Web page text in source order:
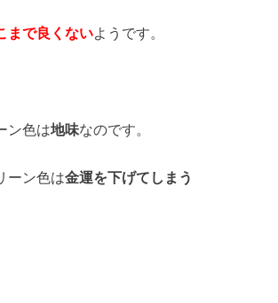
まで良くないようです。
ン色は地味なのです。
ーン色は金運を下げてしまう